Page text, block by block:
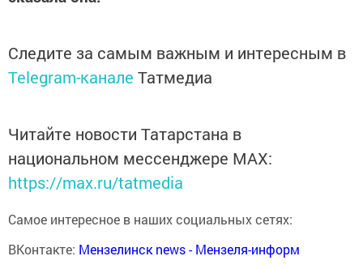
Следите за самым важным и интересным в
Telegram-канале Татмедиа
Читайте новости Татарстана в
национальном мессенджере MАХ:
https://max.ru/tatmedia
Самое интересное в наших социальных сетях:
ВКонтакте: Мензелинск news - Мензеля-информ